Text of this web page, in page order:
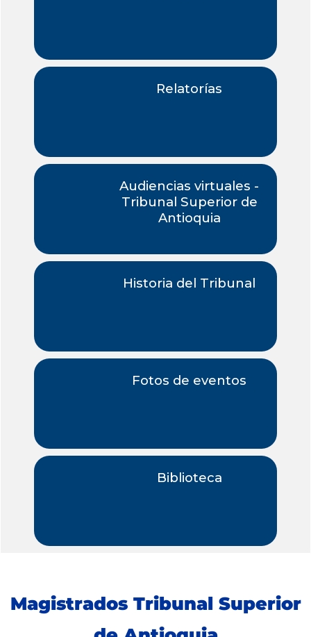
Relatorías
Audiencias virtuales -
Tribunal Superior de
Antioquia
Historia del Tribunal
Fotos de eventos
Biblioteca
Magistrados Tribunal Superior